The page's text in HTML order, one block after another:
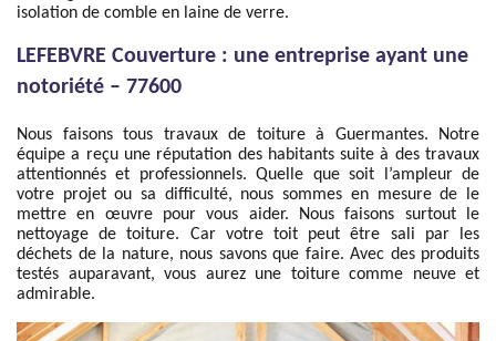
isolation de comble en laine de verre.
LEFEBVRE Couverture : une entreprise ayant une
notoriété – 77600
Nous faisons tous travaux de toiture à Guermantes. Notre
équipe a reçu une réputation des habitants suite à des travaux
attentionnés et professionnels. Quelle que soit l’ampleur de
votre projet ou sa difficulté, nous sommes en mesure de le
mettre en œuvre pour vous aider. Nous faisons surtout le
nettoyage de toiture. Car votre toit peut être sali par les
déchets de la nature, nous savons que faire. Avec des produits
testés auparavant, vous aurez une toiture comme neuve et
admirable.